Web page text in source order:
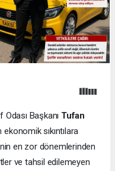
Başkanı Tufan
sıkıntılara
en zor dönemlerinden
ve tahsil edilemeyen